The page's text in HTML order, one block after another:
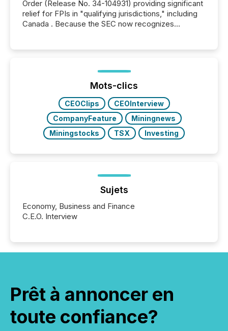
Order (Release No. 34-104931) providing significant
relief for FPIs in "qualifying jurisdictions," including
Canada . Because the SEC now recognizes
jurisdiction of incorporation; FPIs incorporated in
"offshore" jurisdictions (e.g., Cayman Islands or
Mots-clics
CEOClips
CEOInterview
CompanyFeature
Miningnews
Miningstocks
TSX Investing
Sujets
Economy, Business and Finance
C.E.O. Interview
Prêt à annoncer en
toute confiance?